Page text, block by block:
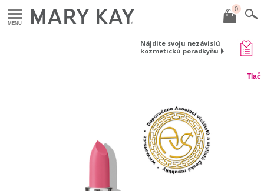
MENU
0
Nájdite svoju nezávislú
kozmetickú poradkyňu
Tlač